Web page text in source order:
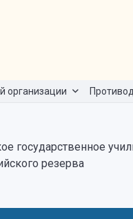
организации
государственное
резерва